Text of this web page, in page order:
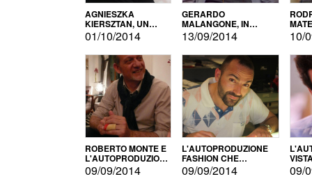
AGNIESZKA
KIERSZTAN, UN
MODELLO DI
AUTOPRODUZIONE
01/10/2014
GERARDO
MALANGONE, IN
GIURIA PER IL
CONCORSO
LETTERARIO
13/09/2014 10/
ROBERTO MONTE E
L'AUTOPRODUZIONE
CON IL CENSIMENTO
09/09/2014
L'AUTOPRODUZIONE
FASHION CHE
CONQUISTA GLI USA
09/09/2014 09/